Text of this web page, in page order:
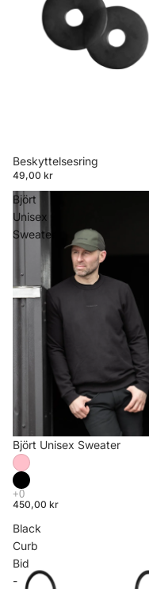
Beskyttelsesring
49,00 kr
Björt
Unisex
Sweater
Björt Unisex Sweater
450,00 kr
Black
Curb
Bid
-